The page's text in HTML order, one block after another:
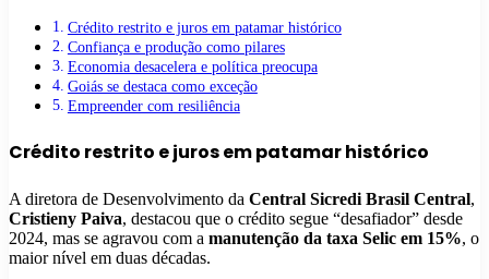
Crédito restrito e juros em patamar histórico
Confiança e produção como pilares
Economia desacelera e política preocupa
Goiás se destaca como exceção
Empreender com resiliência
Crédito restrito e juros em patamar histórico
A diretora de Desenvolvimento da Central Sicredi Brasil Central,
Cristieny Paiva, destacou que o crédito segue “desafiador” desde
2024, mas se agravou com a manutenção da taxa Selic em 15%, o
maior nível em duas décadas.